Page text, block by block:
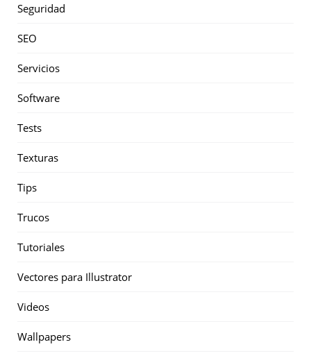
Seguridad
SEO
Servicios
Software
Tests
Texturas
Tips
Trucos
Tutoriales
Vectores para Illustrator
Videos
Wallpapers